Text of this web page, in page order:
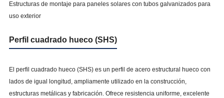
Estructuras de montaje para paneles solares con tubos galvanizados para
uso exterior
Perfil cuadrado hueco (SHS)
El perfil cuadrado hueco (SHS) es un perfil de acero estructural hueco con
lados de igual longitud, ampliamente utilizado en la construcción,
estructuras metálicas y fabricación. Ofrece resistencia uniforme, excelente